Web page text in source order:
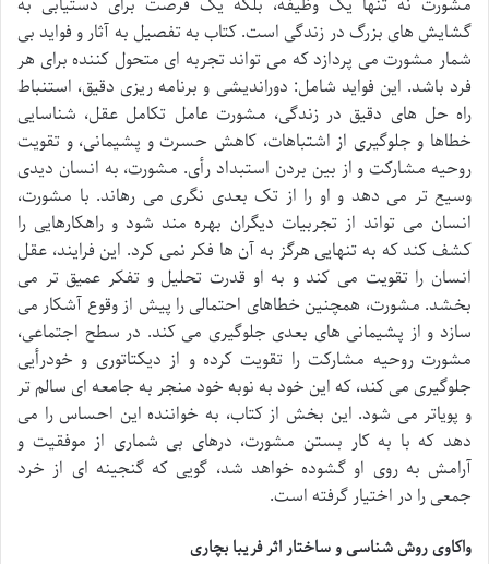
مشورت نه تنها یک وظیفه، بلکه یک فرصت برای دستیابی به
گشایش های بزرگ در زندگی است. کتاب به تفصیل به آثار و فواید بی
شمار مشورت می پردازد که می تواند تجربه ای متحول کننده برای هر
فرد باشد. این فواید شامل: دوراندیشی و برنامه ریزی دقیق، استنباط
راه حل های دقیق در زندگی، مشورت عامل تکامل عقل، شناسایی
خطاها و جلوگیری از اشتباهات، کاهش حسرت و پشیمانی، و تقویت
روحیه مشارکت و از بین بردن استبداد رأی. مشورت، به انسان دیدی
وسیع تر می دهد و او را از تک بعدی نگری می رهاند. با مشورت،
انسان می تواند از تجربیات دیگران بهره مند شود و راهکارهایی را
کشف کند که به تنهایی هرگز به آن ها فکر نمی کرد. این فرایند، عقل
انسان را تقویت می کند و به او قدرت تحلیل و تفکر عمیق تر می
بخشد. مشورت، همچنین خطاهای احتمالی را پیش از وقوع آشکار می
سازد و از پشیمانی های بعدی جلوگیری می کند. در سطح اجتماعی،
مشورت روحیه مشارکت را تقویت کرده و از دیکتاتوری و خودرأیی
جلوگیری می کند، که این خود به نوبه خود منجر به جامعه ای سالم تر
و پویاتر می شود. این بخش از کتاب، به خواننده این احساس را می
دهد که با به کار بستن مشورت، درهای بی شماری از موفقیت و
آرامش به روی او گشوده خواهد شد، گویی که گنجینه ای از خرد
جمعی را در اختیار گرفته است.
واکاوی روش شناسی و ساختار اثر فریبا بچاری